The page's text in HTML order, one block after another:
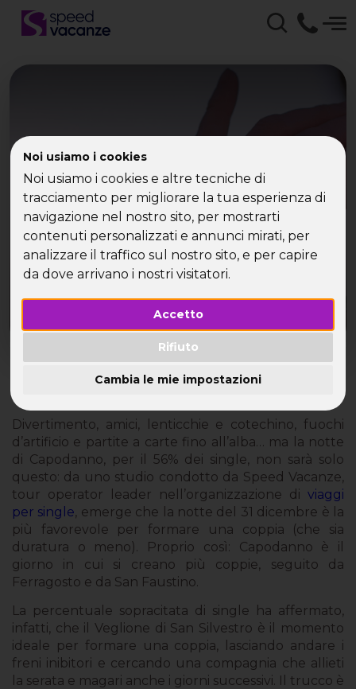
Noi usiamo i cookies
Noi usiamo i cookies e altre tecniche di
tracciamento per migliorare la tua esperienza di
navigazione nel nostro sito, per mostrarti
contenuti personalizzati e annunci mirati, per
analizzare il traffico sul nostro sito, e per capire
da dove arrivano i nostri visitatori.
Accetto
Rifiuto
Cambia le mie impostazioni
Capodanno è il giorno in
cui si creano più coppie
Da uno studio emerge che il 56% delle coppie
si conosce la notte del 31 dicembre
Divertimento, amici, lenticchie e cotechino, fuochi
d’artificio e partite a carte fino all’alba… ma la notte
di Capodanno, per il 56% dei single, non sarà solo
questo: da uno studio condotto da Speed Vacanze,
tour operator leader nell’organizzazione di viaggi
per single, emerge che la notte del 31 dicembre è la
più favorevole per formare una coppia (che sia
duratura o meno). Proprio così: Capodanno è il
giorno in cui si creano più coppie, seguito da
Ferragosto e da San Faustino.
La percentuale sopracitata di single ha affermato,
infatti, che il Veglione di San Silvestro è il momento
ideale per formare una coppia, lasciando andare i
freni inibitori e cercando una compagnia che allieti
la serata e magari anche i giorni successivi. Il trucco è